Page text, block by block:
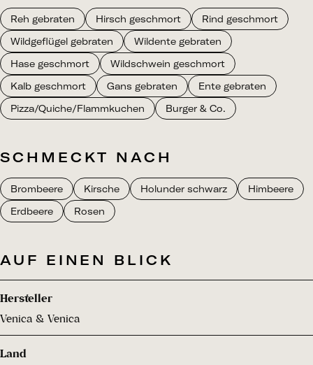
Reh gebraten Hirsch geschmort
Rind geschmort
Wildgeflügel gebraten
Wildente gebraten
Hase geschmort
Wildschwein geschmort
Kalb geschmort
Gans gebraten
Ente gebraten
Pizza/Quiche/Flammkuchen
Burger & Co.
SCHMECKT NACH
Brombeere Kirsche Holunder schwarz
Himbeere
Erdbeere
Rosen
AUF EINEN BLICK
Hersteller
Venica & Venica
Land